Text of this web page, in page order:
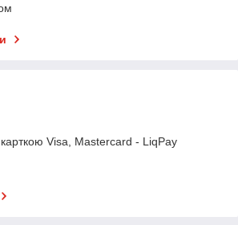
Visa, Mastercard - LiqPay